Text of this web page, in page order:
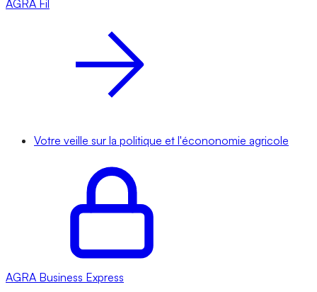
AGRA Fil
Votre veille sur la politique et l'écononomie agricole
AGRA Business Express